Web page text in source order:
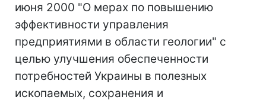
июня 2000 "О мерах по повышению
эффективности управления
предприятиями в области геологии" с
целью улучшения обеспеченности
потребностей Украины в полезных
ископаемых, сохранения и